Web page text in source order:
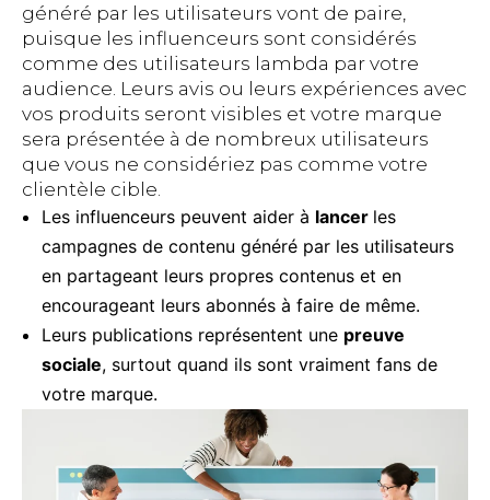
généré par les utilisateurs vont de paire,
puisque les influenceurs sont considérés
comme des utilisateurs lambda par votre
audience. Leurs avis ou leurs expériences avec
vos produits seront visibles et votre marque
sera présentée à de nombreux utilisateurs
que vous ne considériez pas comme votre
clientèle cible.
Les influenceurs peuvent aider à lancer les
campagnes de contenu généré par les utilisateurs
en partageant leurs propres contenus et en
encourageant leurs abonnés à faire de même.
Leurs publications représentent une preuve
sociale, surtout quand ils sont vraiment fans de
votre marque.